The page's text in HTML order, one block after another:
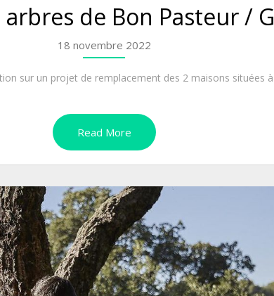
de Bon Pasteur /
18 novembre 2022
sur un projet de remplacement des 2 maisons situées
Read More